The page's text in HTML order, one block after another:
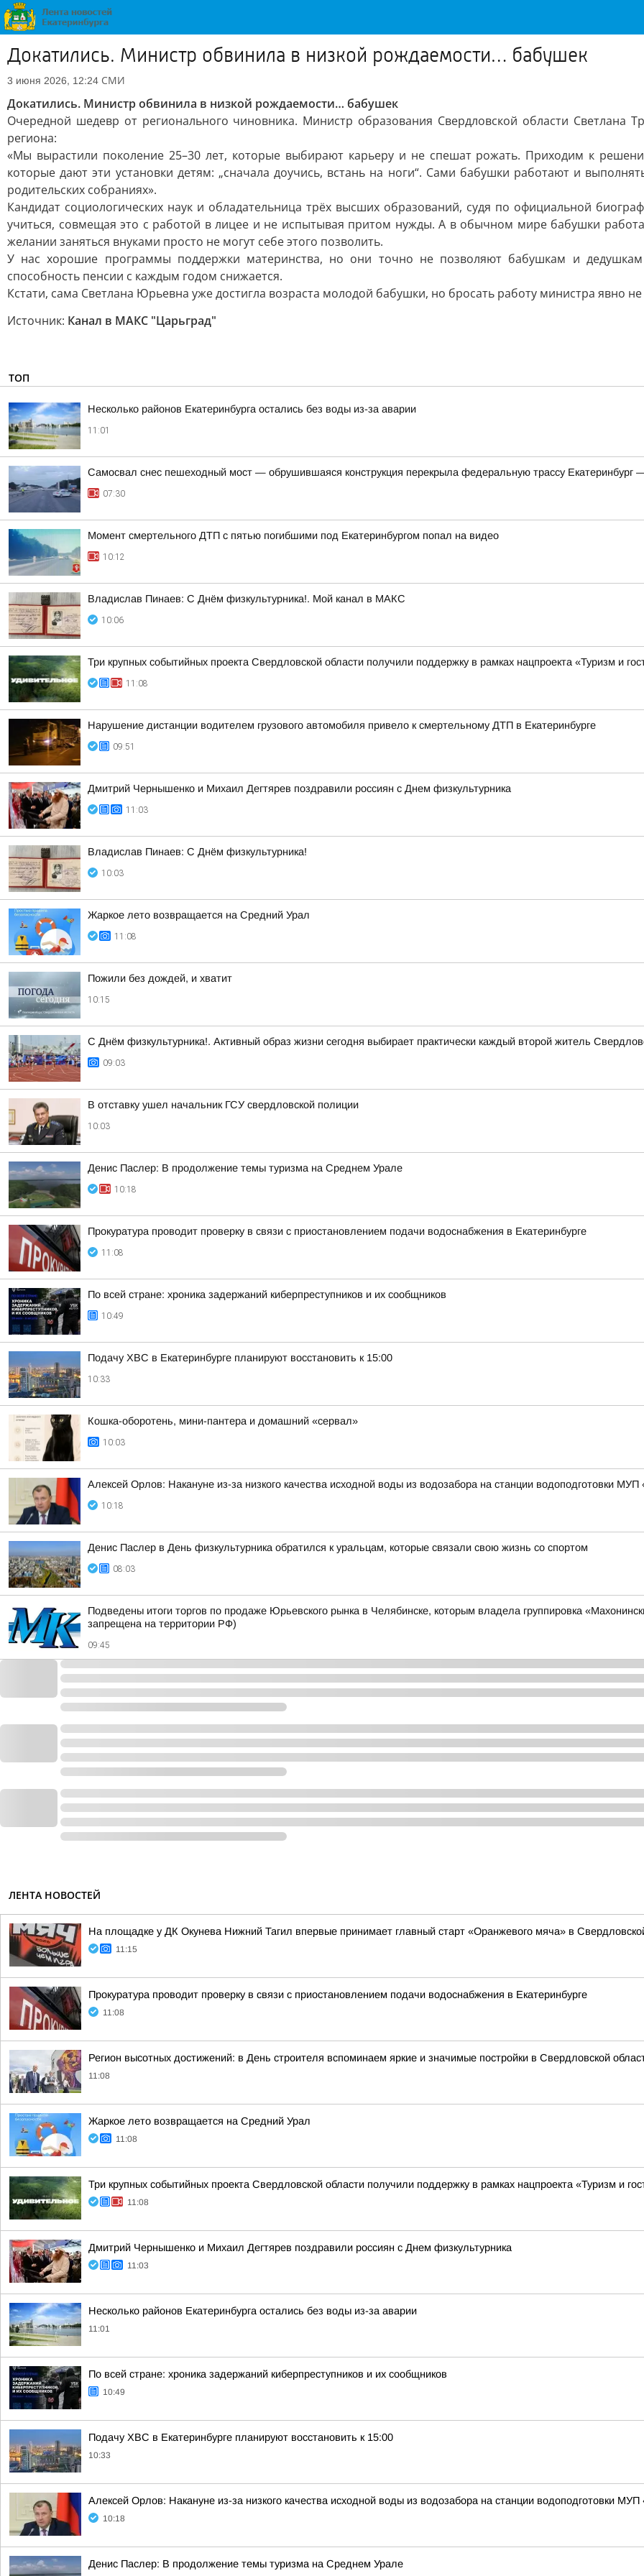
Докатились. Министр обвинила в низкой рождаемости… бабушек
3 июня 2026, 12:24 СМИ
Докатились. Министр обвинила в низкой рождаемости… бабушек
Очередной шедевр от регионального чиновника. Министр образования Свердловской области Светлана
региона:
«Мы вырастили поколение 25–30 лет, которые выбирают карьеру и не спешат рожать. Приходим к
которые дают эти установки детям: „сначала доучись, встань на ноги“. Сами бабушки работают и
родительских собраниях».
Кандидат социологических наук и обладательница трёх высших образований, судя по официальной
учиться, совмещая это с работой в лицее и не испытывая притом нужды. А в обычном мире бабушки
желании заняться внуками просто не могут себе этого позволить.
У нас хорошие программы поддержки материнства, но они точно не позволяют бабушкам и дедушкам
способность пенсии с каждым годом снижается.
Кстати, сама Светлана Юрьевна уже достигла возраста молодой бабушки, но бросать работу министра явно
Источник: Канал в МАКС "Царьград"
ТОП
Несколько районов Екатеринбурга остались без воды из-за аварии
11:01
Самосвал снес пешеходный мост — обрушившаяся конструкция перекрыла федеральную трассу Екатеринбург
07:30
Момент смертельного ДТП с пятью погибшими под Екатеринбургом попал на видео
10:12
Владислав Пинаев: С Днём физкультурника!. Мой канал в МАКС
10:06
Три крупных событийных проекта Свердловской области получили поддержку в рамках нацпроекта «Туризм и
11:08
Нарушение дистанции водителем грузового автомобиля привело к смертельному ДТП в Екатеринбурге
09:51
Дмитрий Чернышенко и Михаил Дегтярев поздравили россиян с Днем физкультурника
11:03
Владислав Пинаев: С Днём физкультурника!
10:03
Жаркое лето возвращается на Средний Урал
11:08
Пожили без дождей, и хватит
10:15
С Днём физкультурника!. Активный образ жизни сегодня выбирает практически каждый второй житель
09:03
В отставку ушел начальник ГСУ свердловской полиции
10:03
Денис Паслер: В продолжение темы туризма на Среднем Урале
10:18
Прокуратура проводит проверку в связи с приостановлением подачи водоснабжения в Екатеринбурге
11:08
По всей стране: хроника задержаний киберпреступников и их сообщников
10:49
Подачу ХВС в Екатеринбурге планируют восстановить к 15:00
10:33
Кошка-оборотень, мини-пантера и домашний «сервал»
10:03
Алексей Орлов: Накануне из-за низкого качества исходной воды из водозабора на станции водоподготовки
10:18
Денис Паслер в День физкультурника обратился к уральцам, которые связали свою жизнь со спортом
08:03
Подведены итоги торгов по продаже Юрьевского рынка в Челябинске, которым владела группировка
запрещена на территории РФ)
09:45
ЛЕНТА НОВОСТЕЙ
На площадке у ДК Окунева Нижний Тагил впервые принимает главный старт «Оранжевого мяча» в
11:15
Прокуратура проводит проверку в связи с приостановлением подачи водоснабжения в Екатеринбурге
11:08
Регион высотных достижений: в День строителя вспоминаем яркие и значимые постройки в Свердловской
11:08
Жаркое лето возвращается на Средний Урал
11:08
Три крупных событийных проекта Свердловской области получили поддержку в рамках нацпроекта «Туризм и
11:08
Дмитрий Чернышенко и Михаил Дегтярев поздравили россиян с Днем физкультурника
11:03
Несколько районов Екатеринбурга остались без воды из-за аварии
11:01
По всей стране: хроника задержаний киберпреступников и их сообщников
10:49
Подачу ХВС в Екатеринбурге планируют восстановить к 15:00
10:33
Алексей Орлов: Накануне из-за низкого качества исходной воды из водозабора на станции водоподготовки
10:18
Денис Паслер: В продолжение темы туризма на Среднем Урале